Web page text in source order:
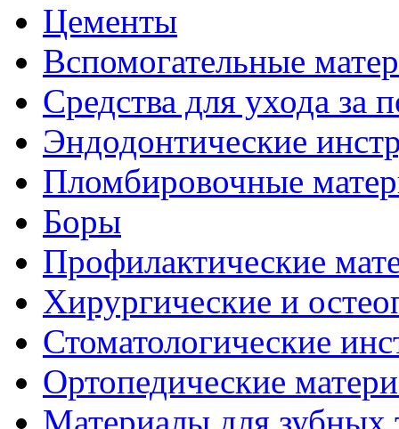
Цементы
Вспомогательные
Средства для ухода за
Эндодонтические
Пломбировочные
Боры
Профилактические
Хирургические и
Стоматологические
Ортопедические
Материалы для зубных